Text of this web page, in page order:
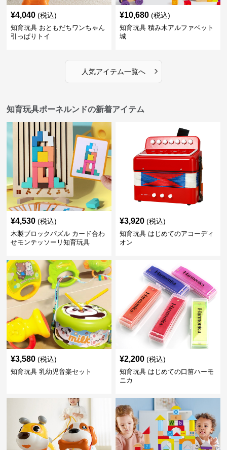
¥4,040 (税込)
知育玩具 おともだちワンちゃん
引っぱりトイ
¥10,680 (税込)
知育玩具 積み木アルファベット
城
人気アイテム一覧へ ›
知育玩具ポーネルンドの新着アイテム
¥4,530 (税込)
木製ブロックパズル カード合わ
せモンテッソーリ知育玩具
¥3,920 (税込)
知育玩具 はじめてのアコーディ
オン
¥3,580 (税込)
知育玩具 乳幼児音楽セット
¥2,200 (税込)
知育玩具 はじめての口笛ハーモ
ニカ